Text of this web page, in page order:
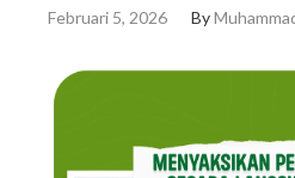
Februari 5, 2026 By